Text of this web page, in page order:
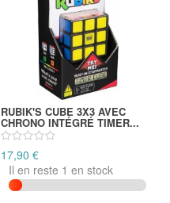
RUBIK'S CUBE 3X3 AVEC
CHRONO INTÉGRÉ TIMER...
17,90 €
Il en reste 1 en stock